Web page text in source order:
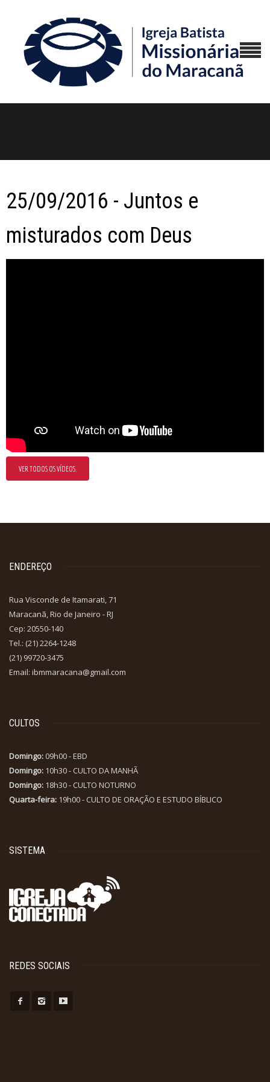
25/09/2016 - Juntos e
misturados com Deus
VER TODOS OS VÍDEOS.
ENDEREÇO
Rua Visconde de Itamarati, 71
Maracanã, Rio de Janeiro - RJ
Cep: 20550-140
Tel.: (21) 2264-1248
(21) 99720-3475
Email: ibmmaracana@gmail.com
CULTOS
Domingo:09h00 - EBD
Domingo: 10h30 - CULTO DA MANHÃ
Domingo: 18h30 - CULTO NOTURNO
Quarta-feira: 19h00 - CULTO DE ORAÇÃO E ESTUDO BÍBLICO
SISTEMA
REDES SOCIAIS